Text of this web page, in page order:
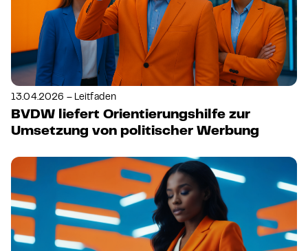
13.04.2026 – Leitfaden
BVDW liefert Orientierungshilfe zur
Umsetzung von politischer Werbung